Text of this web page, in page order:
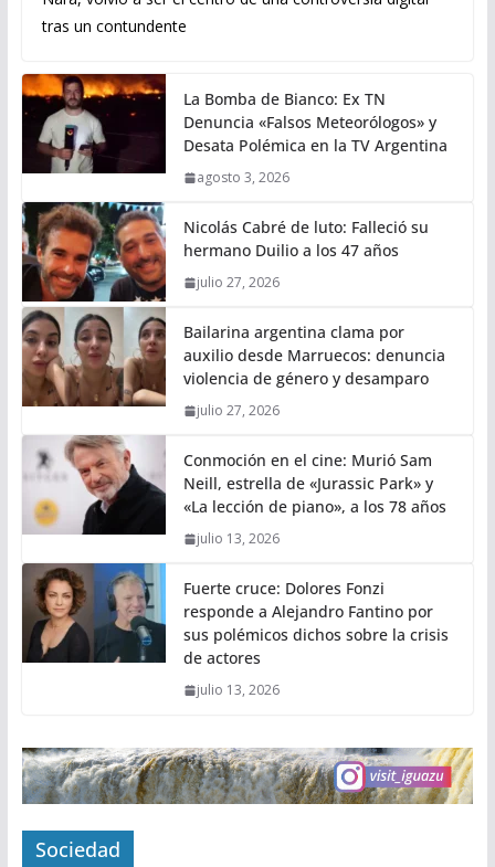
tras un contundente
La Bomba de Bianco: Ex TN
Denuncia «Falsos Meteorólogos» y
Desata Polémica en la TV Argentina
agosto 3, 2026
Nicolás Cabré de luto: Falleció su
hermano Duilio a los 47 años
julio 27, 2026
Bailarina argentina clama por
auxilio desde Marruecos: denuncia
violencia de género y desamparo
julio 27, 2026
Conmoción en el cine: Murió Sam
Neill, estrella de «Jurassic Park» y
«La lección de piano», a los 78 años
julio 13, 2026
Fuerte cruce: Dolores Fonzi
responde a Alejandro Fantino por
sus polémicos dichos sobre la crisis
de actores
julio 13, 2026
Sociedad